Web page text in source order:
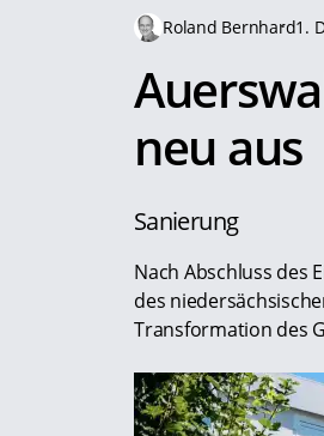
Roland Bernhard1.
neu aus
Sanierung
Nach Abschluss des
des
Transformation des